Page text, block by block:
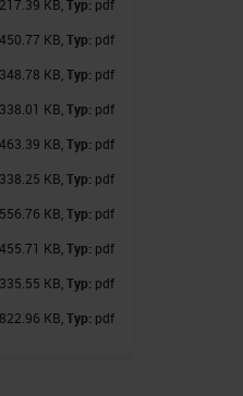
KB, Typ:pdf
KB, Typ:pdf
KB, Typ:pdf
KB, Typ:pdf
KB, Typ:pdf
KB, Typ:pdf
KB, Typ:pdf
KB, Typ:pdf
KB, Typ:pdf
KB, Typ:pdf